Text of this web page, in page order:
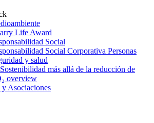
Life Award
Social
Social Corporativa Personas
y salud
más allá de la reducción de
overview
Asociaciones